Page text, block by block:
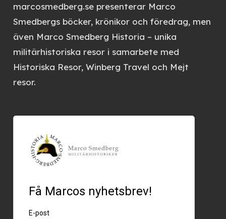
marcosmedberg.sepresenterar Marco
Smedbergs böcker, krönikor och föredrag, men
även Marco Smedberg Historia – unika
militärhistoriska resor i samarbete med
Historiska Resor, Winberg Travel och Mejt
resor.